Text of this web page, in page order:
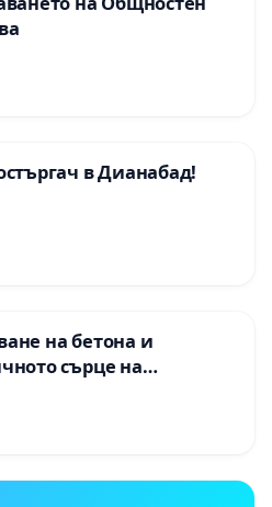
в Дианабад!
на бетона и
сърце на
във Враца